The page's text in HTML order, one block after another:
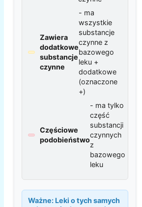
Zawiera
dodatkowe
substancje
czynne
- ma
wszystkie
substancje
czynne z
bazowego
leku +
dodatkowe
(oznaczone
+)
Częściowe
podobieństwo
- ma tylko
część
substancji
czynnych
z
bazowego
leku
Ważne: Leki o tych samych